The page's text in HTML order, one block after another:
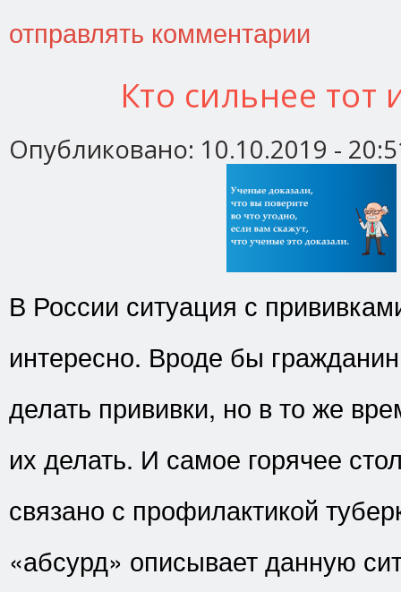
отправлять комментарии
Кто сильнее тот
Опубликовано: 10.10.2019 -
В России ситуация с
интересно. Вроде бы
делать прививки, но в то же
их делать. И самое горячее
связано с профилактикой
«абсурд» описывает данную